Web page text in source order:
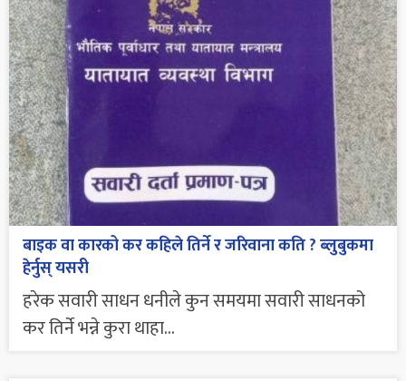
बाइक वा कारको कर कहिले तिर्ने र जरिवाना कति ? ब्लुबुकमा
हेर्नुस् यसरी
हरेक सवारी साधन धनीले कुन समयमा सवारी साधनको
कर तिर्ने भन्ने कुरा थाहा...